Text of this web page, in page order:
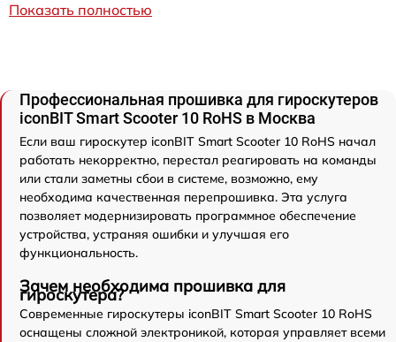
Показать полностью
Профессиональная прошивка для гироскутеров
iconBIT Smart Scooter 10 RoHS в Москва
Если ваш гироскутер iconBIT Smart Scooter 10 RoHS начал
работать некорректно, перестал реагировать на команды
или стали заметны сбои в системе, возможно, ему
необходима качественная перепрошивка. Эта услуга
позволяет модернизировать программное обеспечение
устройства, устраняя ошибки и улучшая его
функциональность.
Зачем необходима прошивка для
гироскутера?
Современные гироскутеры iconBIT Smart Scooter 10 RoHS
оснащены сложной электроникой, которая управляет всеми